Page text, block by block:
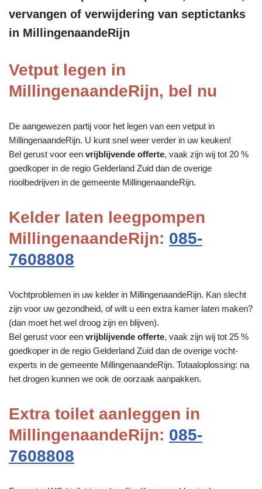
vervangen of verwijdering van septictanks
in MillingenaandeRijn
Vetput legen in
MillingenaandeRijn, bel nu
De aangewezen partij voor het legen van een vetput in
MillingenaandeRijn. U kunt snel weer verder in uw keuken!
Bel gerust voor een vrijblijvende offerte, vaak zijn wij tot 20 %
goedkoper in de regio Gelderland Zuid dan de overige
rioolbedrijven in de gemeente MillingenaandeRijn.
Kelder laten leegpompen
MillingenaandeRijn: 085-
7608808
Vochtproblemen in uw kelder in MillingenaandeRijn. Kan slecht
zijn voor uw gezondheid, of wilt u een extra kamer laten maken?
(dan moet het wel droog zijn en blijven).
Bel gerust voor een vrijblijvende offerte, vaak zijn wij tot 25 %
goedkoper in de regio Gelderland Zuid dan de overige vocht-
experts in de gemeente MillingenaandeRijn. Totaaloplossing: na
het drogen kunnen we ook de oorzaak aanpakken.
Extra toilet aanleggen in
MillingenaandeRijn: 085-
7608808